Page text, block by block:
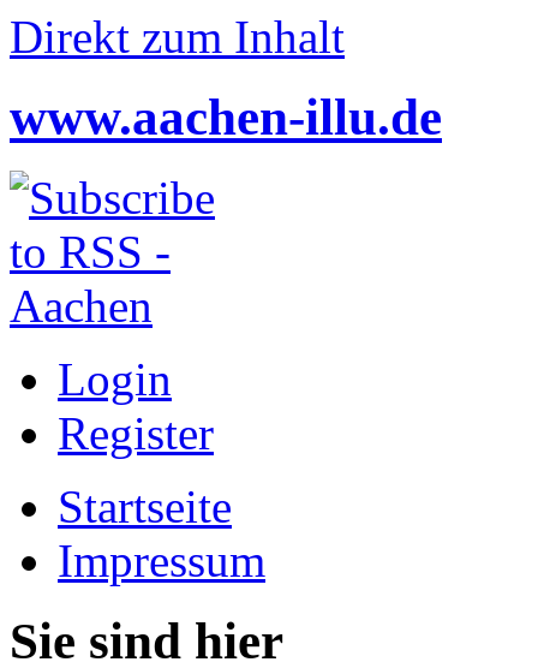
Direkt zum Inhalt
www.aachen-illu.de
Login
Register
Startseite
Impressum
Sie sind hier